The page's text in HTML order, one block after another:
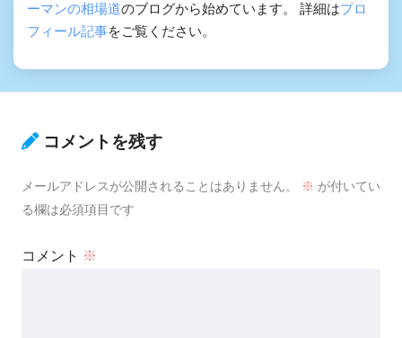
ーマンの相場道のブログから始めています。 詳細はプロ
フィール記事をご覧ください。
コメントを残す
メールアドレスが公開されることはありません。 ※ が付いてい
る欄は必須項目です
コメント ※